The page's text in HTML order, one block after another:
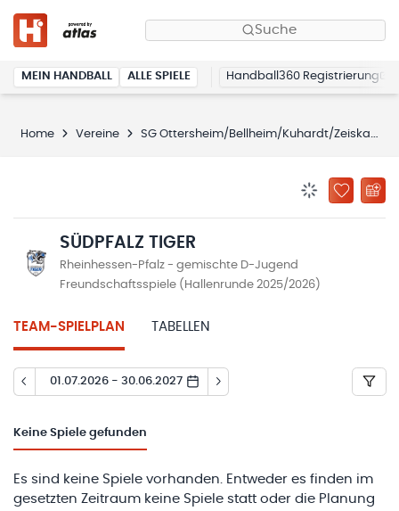
Suche
MEIN HANDBALL ALLE SPIELE Handball360 Registrierung
Home Vereine SG Ottersheim/Bellheim/Kuhardt/Zeiskam
ZU
SÜDPFALZ TIGER
Rheinhessen-Pfalz - gemischte D-Jugend
Freundschaftsspiele (Hallenrunde 2025/2026)
TEAM-SPIELPLAN TABELLEN
01.07.2026 - 30.06.2027
Keine Spiele gefunden
Es sind keine Spiele vorhanden. Entweder es finden im
gesetzten Zeitraum keine Spiele statt oder die Planung